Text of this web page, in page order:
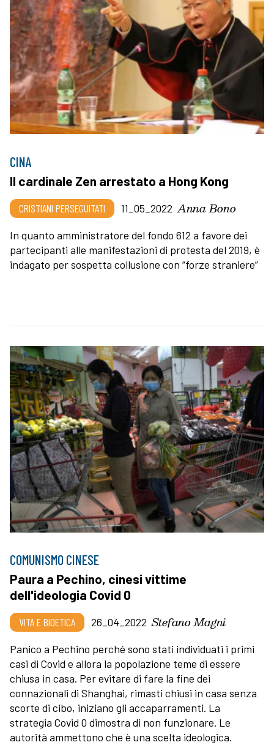
CINA
Il cardinale Zen arrestato a Hong Kong
CRISTIANI PERSEGUITATI 11_05_2022 Anna Bono
In quanto amministratore del fondo 612 a favore dei
partecipanti alle manifestazioni di protesta del 2019, è
indagato per sospetta collusione con “forze straniere”
COMUNISMO CINESE
Paura a Pechino, cinesi vittime
dell'ideologia Covid 0
VITA E BIOETICA 26_04_2022 Stefano Magni
Panico a Pechino perché sono stati individuati i primi
casi di Covid e allora la popolazione teme di essere
chiusa in casa. Per evitare di fare la fine dei
connazionali di Shanghai, rimasti chiusi in casa senza
scorte di cibo, iniziano gli accaparramenti. La
strategia Covid 0 dimostra di non funzionare. Le
autorità ammettono che è una scelta ideologica.